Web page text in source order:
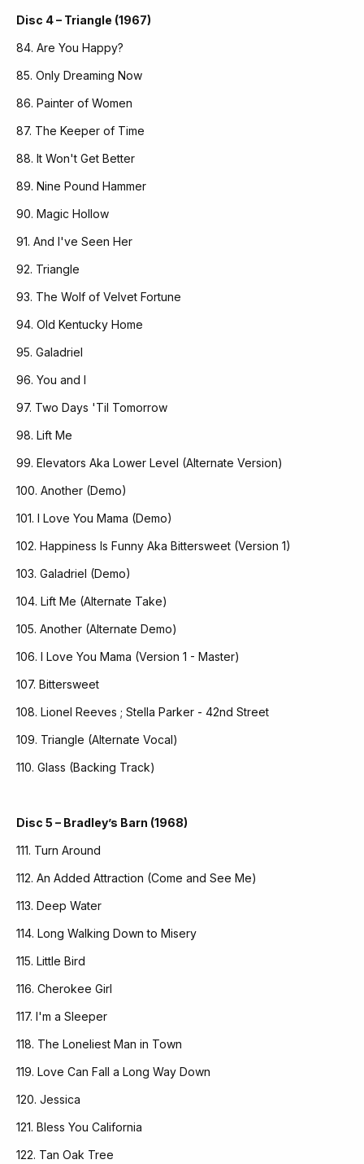
Disc 4 – Triangle (1967)
84. Are You Happy?
85. Only Dreaming Now
86. Painter of Women
87. The Keeper of Time
88. It Won't Get Better
89. Nine Pound Hammer
90. Magic Hollow
91. And I've Seen Her
92. Triangle
93. The Wolf of Velvet Fortune
94. Old Kentucky Home
95. Galadriel
96. You and I
97. Two Days 'Til Tomorrow
98. Lift Me
99. Elevators Aka Lower Level (Alternate Version)
100. Another (Demo)
101. I Love You Mama (Demo)
102. Happiness Is Funny Aka Bittersweet (Version 1)
103. Galadriel (Demo)
104. Lift Me (Alternate Take)
105. Another (Alternate Demo)
106. I Love You Mama (Version 1 - Master)
107. Bittersweet
108. Lionel Reeves ; Stella Parker - 42nd Street
109. Triangle (Alternate Vocal)
110. Glass (Backing Track)
Disc 5 – Bradley’s Barn (1968)
111. Turn Around
112. An Added Attraction (Come and See Me)
113. Deep Water
114. Long Walking Down to Misery
115. Little Bird
116. Cherokee Girl
117. I'm a Sleeper
118. The Loneliest Man in Town
119. Love Can Fall a Long Way Down
120. Jessica
121. Bless You California
122. Tan Oak Tree